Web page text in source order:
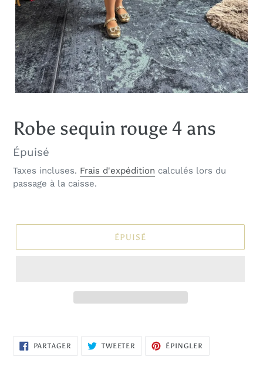
Robe sequin rouge 4 ans
Prix
normal
Épuisé
Taxes incluses. Frais d'expédition calculés lors du
passage à la caisse.
ÉPUISÉ
PARTAGER PARTAGERTWEETER TWEETERÉPINGLER